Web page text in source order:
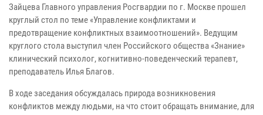
Зайцева Главного управления Росгвардии по г. Москве прошел
круглый стол по теме «Управление конфликтами и
предотвращение конфликтных взаимоотношений». Ведущим
круглого стола выступил член Российского общества «Знание»
клинический психолог, когнитивно-поведенческий терапевт,
преподаватель Илья Благов.
В ходе заседания обсуждалась природа возникновения
конфликтов между людьми, на что стоит обращать внимание, для